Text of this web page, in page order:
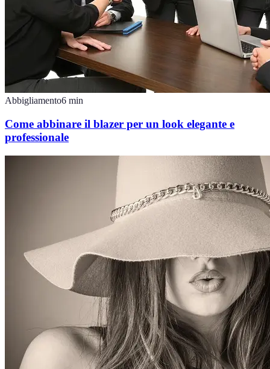
Abbigliamento6 min
Come abbinare il blazer per un look elegante e
professionale